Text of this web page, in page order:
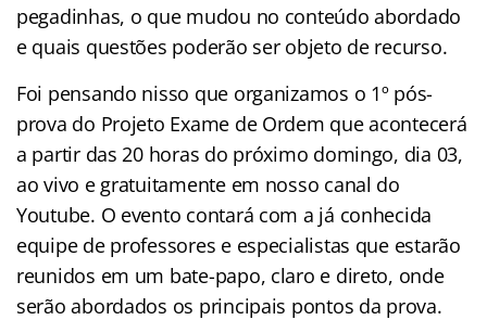
pegadinhas, o que mudou no conteúdo abordado
e quais questões poderão ser objeto de recurso.
Foi pensando nisso que organizamos o 1º pós-
prova do Projeto Exame de Ordem que acontecerá
a partir das 20 horas do próximo domingo, dia 03,
ao vivo e gratuitamente em nosso canal do
Youtube. O evento contará com a já conhecida
equipe de professores e especialistas que estarão
reunidos em um bate-papo, claro e direto, onde
serão abordados os principais pontos da prova.